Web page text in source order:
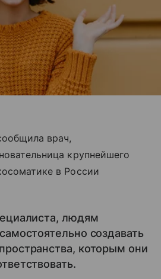
врач,
крупнейшего
в России
людям
создавать
которым они